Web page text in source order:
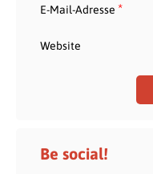
E-Mail-Adresse *
Website
Be social!